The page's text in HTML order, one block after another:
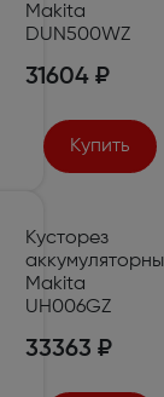
Makita
DUN500WZ
31604 ₽
Купить
Кусторез
Makita
UH006GZ
33363 ₽